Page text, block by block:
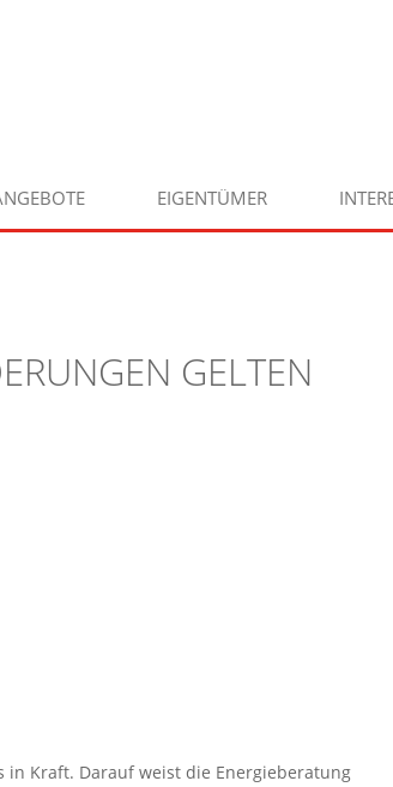
EIGENTÜMER
GELTEN
in Kraft. Darauf weist die Energieberatung